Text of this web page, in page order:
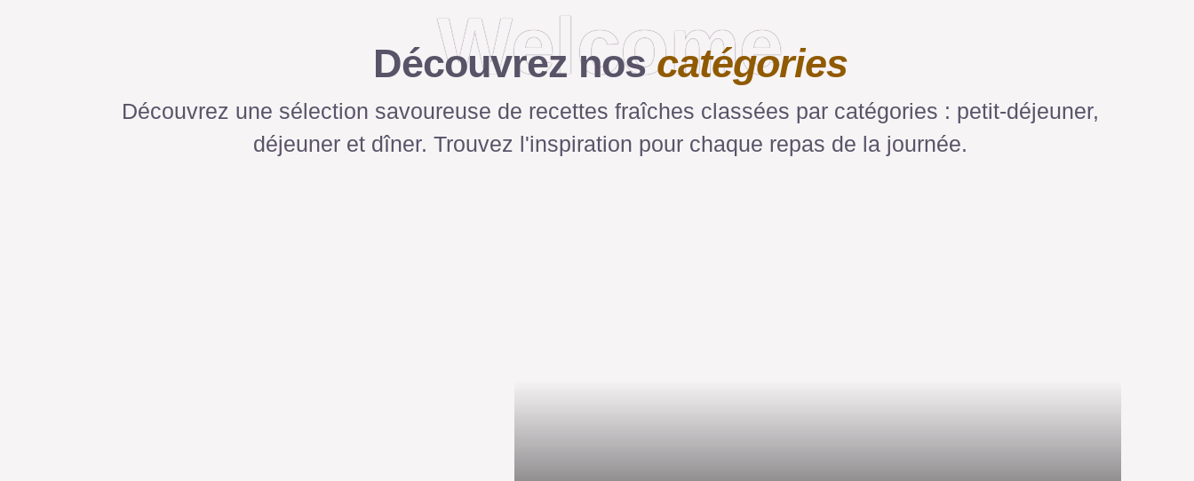
Welcome
Découvrez noscatégories
Découvrez une sélection savoureuse de recettes fraîches classées par catégories : petit-déjeuner,
déjeuner et dîner. Trouvez l'inspiration pour chaque repas de la journée.